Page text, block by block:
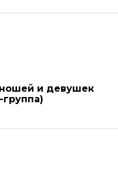
и девушек
группа)